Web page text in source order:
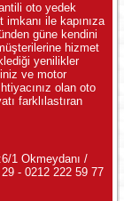
oto yedek
ile kapınıza
güne kendini
hizmet
yenilikler
ve motor
olan oto
farklılastıran
1 Okmeydanı /
- 0212 222 59 77